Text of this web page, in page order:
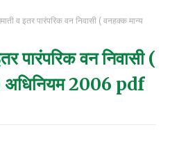
व इतर पारंपरिक वन निवासी ( वनहक्क मान्य
पारंपरिक वन निवासी (
अधिनियम 2006 pdf